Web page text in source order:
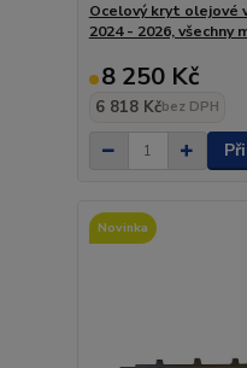
Ocelový kryt olejové
2024 - 2026, všechny
8 250 Kč
6 818 Kčbez DPH
Novinka